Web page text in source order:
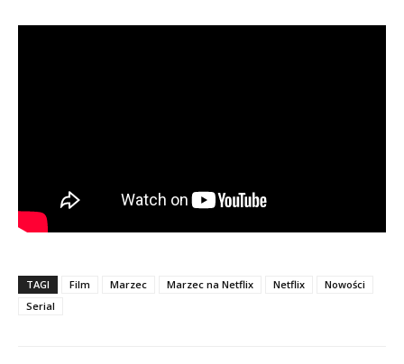
TAGI Film Marzec Marzec na Netflix Netflix
Nowości
Serial